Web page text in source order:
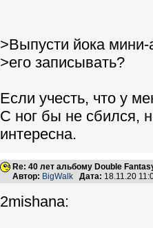
>Выпусти йока
>его записывать?
Если учесть, что у
С ног бы не сбился,
интересна.
Re: 40 лет альбому Double
Автор: BigWalk Дата: 18.11.20
2mishana: